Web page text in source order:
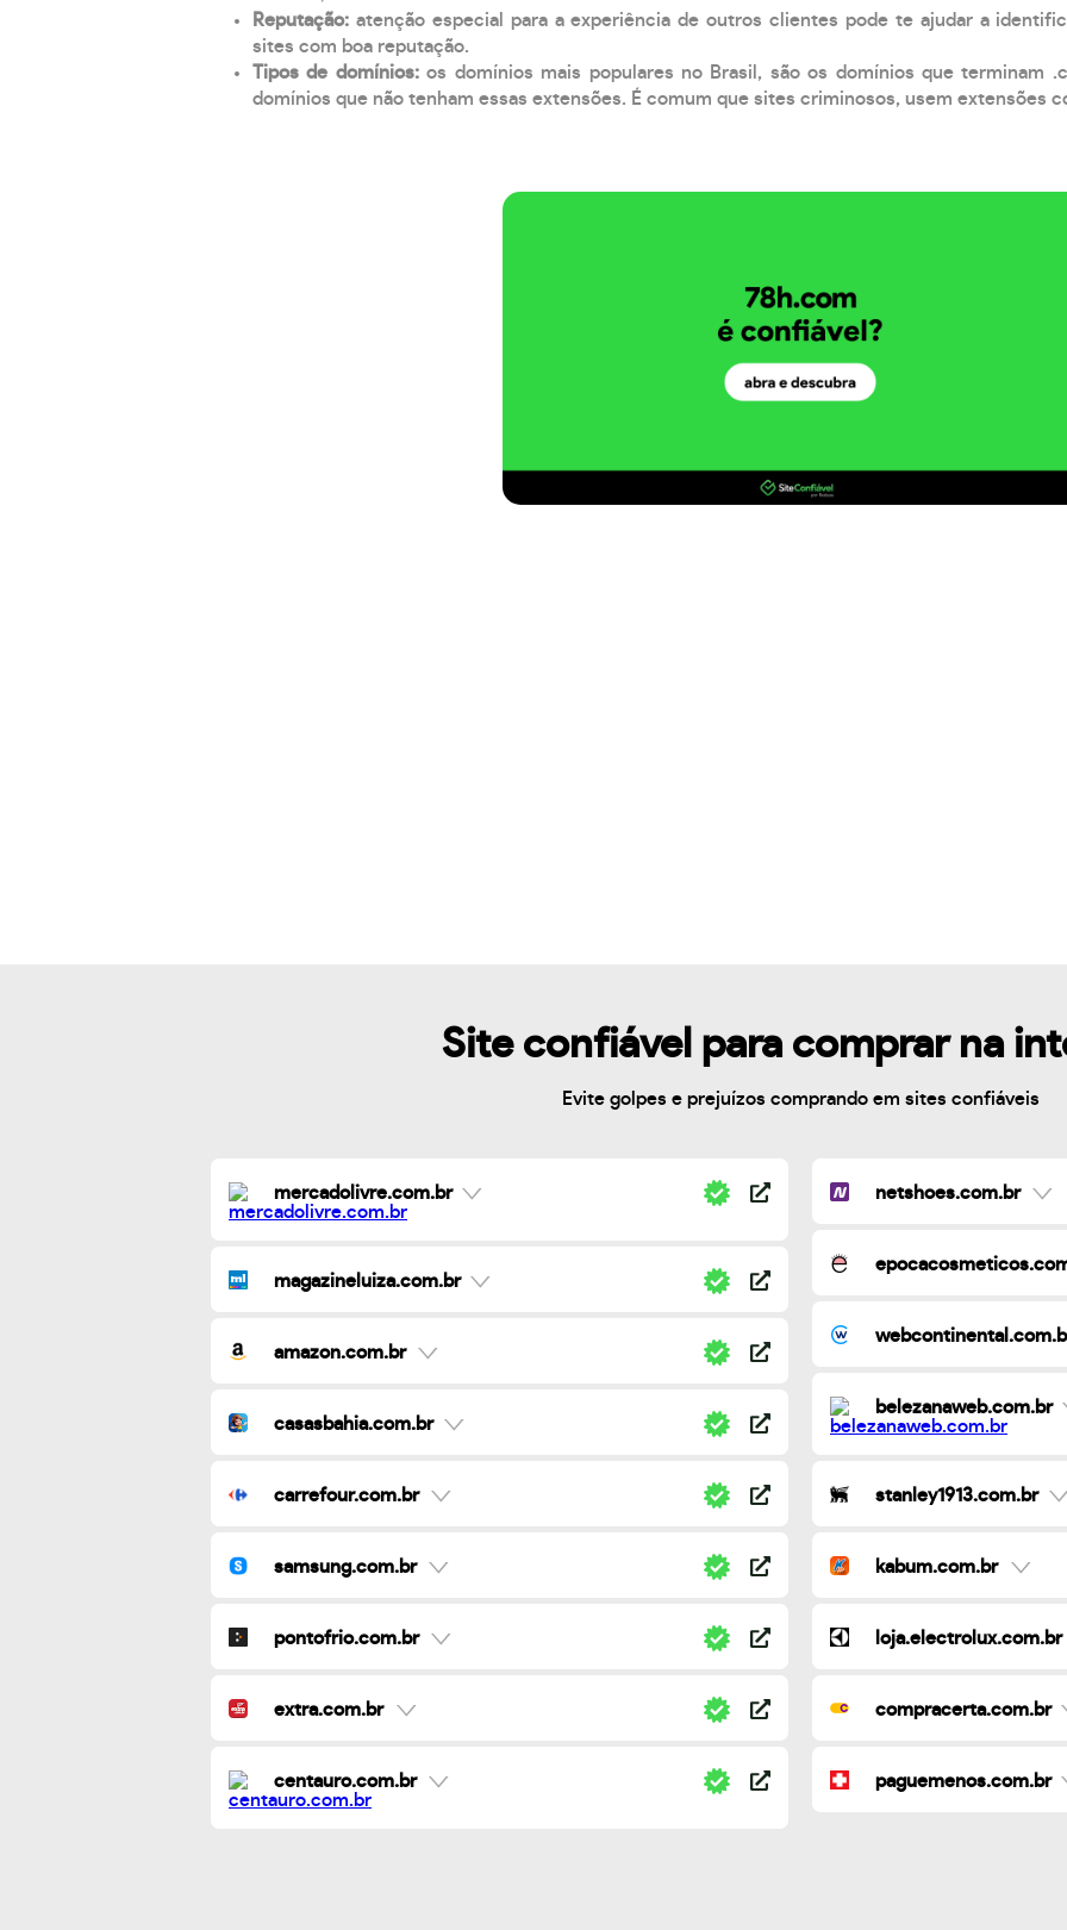
Reputação: atenção especial para a experiência de outros clientes pode te ajudar a
sites com boa reputação.
Tipos de domínios:os domínios mais populares no Brasil, são os domínios que terminam
domínios que não tenham essas extensões. É comum que sites criminosos, usem extensões
Site confiável para comprar na
Evite golpes e prejuízos comprando em sites confiáveis
mercadolivre.com.br
magazineluiza.com.br
amazon.com.br
casasbahia.com.br
carrefour.com.br
samsung.com.br
pontofrio.com.br
extra.com.br
centauro.com.br
netshoes.com.br
belezanaweb.com.br
stanley1913.com.br
kabum.com.br
loja.electrolux.com.br
compracerta.com.br
paguemenos.com.br